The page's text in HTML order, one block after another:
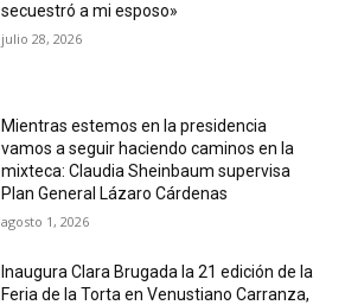
secuestró a mi esposo»
julio 28, 2026
Mientras estemos en la presidencia
vamos a seguir haciendo caminos en la
mixteca: Claudia Sheinbaum supervisa
Plan General Lázaro Cárdenas
agosto 1, 2026
Inaugura Clara Brugada la 21 edición de la
Feria de la Torta en Venustiano Carranza,